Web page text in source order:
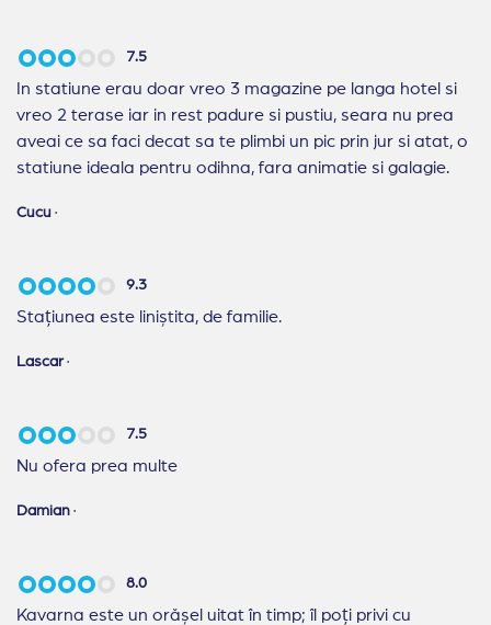
7.5
In statiune erau doar vreo 3 magazine pe langa hotel si
vreo 2 terase iar in rest padure si pustiu, seara nu prea
aveai ce sa faci decat sa te plimbi un pic prin jur si atat, o
statiune ideala pentru odihna, fara animatie si galagie.
Cucu ·
9.3
Stațiunea este liniștita, de familie.
Lascar ·
7.5
Nu ofera prea multe
Damian ·
8.0
Kavarna este un orășel uitat în timp; îl poți privi cu